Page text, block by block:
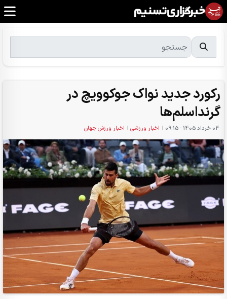
رکورد جدید نواک جوکوویچ در
گرنداسلم‌ها
04 خرداد 1405 - 09:15 | اخبار ورزشی | اخبار ورزش جهان